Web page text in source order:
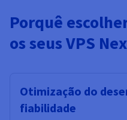
Porquê
os seus VPS
Otimização do
fiabilidade